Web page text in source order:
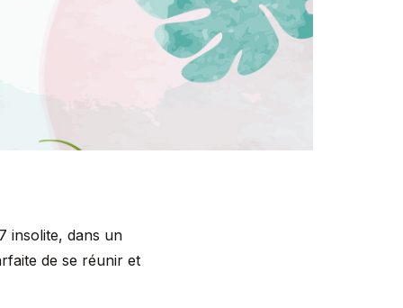
insolite, dans un
de se réunir et